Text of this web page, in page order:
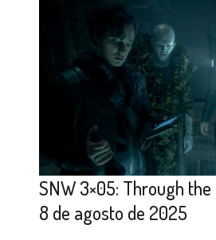
SNW 3×05: Through
8 de agosto de 2025